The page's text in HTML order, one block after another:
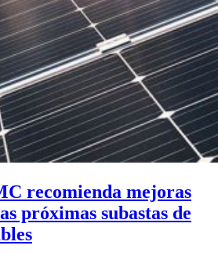
recomienda mejoras
próximas subastas de